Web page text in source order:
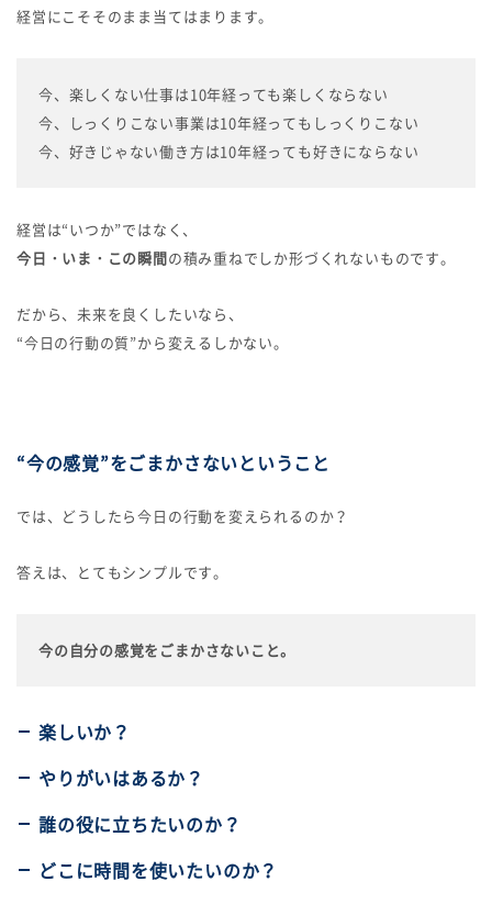
経営にこそそのまま当てはまります。
今、楽しくない仕事は10年経っても楽しくならない
今、しっくりこない事業は10年経ってもしっくりこない
今、好きじゃない働き方は10年経っても好きにならない
経営は“いつか”ではなく、
今日・いま・この瞬間の積み重ねでしか形づくれないものです。
だから、未来を良くしたいなら、
“今日の行動の質”から変えるしかない。
“今の感覚”をごまかさないということ
では、どうしたら今日の行動を変えられるのか？
答えは、とてもシンプルです。
今の自分の感覚をごまかさないこと。
楽しいか？
やりがいはあるか？
誰の役に立ちたいのか？
どこに時間を使いたいのか？